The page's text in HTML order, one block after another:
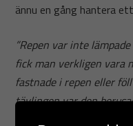
ännu en gång hantera
”Repen var inte
fick man verkligen vara
fastnade i repen eller
tävlingen var den